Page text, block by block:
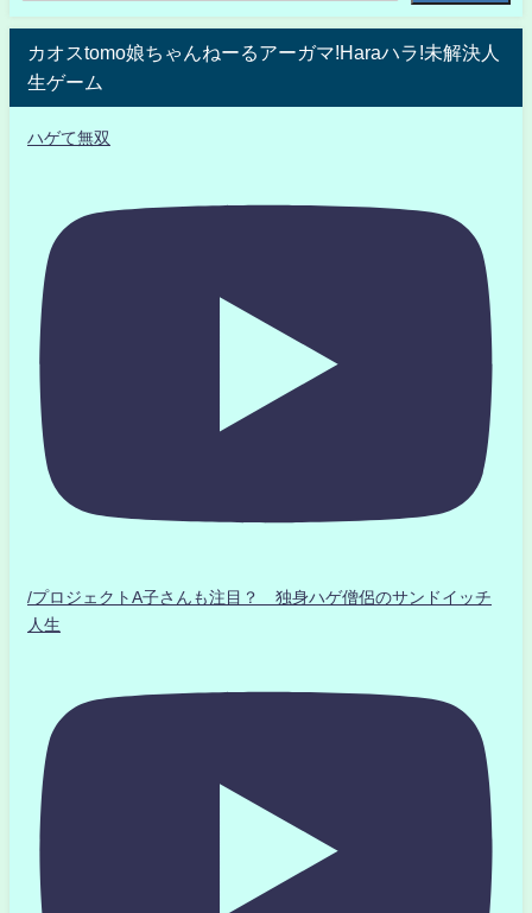
カオスtomo娘ちゃんねーるアーガマ!Haraハラ!未解決人
生ゲーム
ハゲて無双
/プロジェクトA子さんも注目？ 独身ハゲ僧侶のサンドイッチ
人生